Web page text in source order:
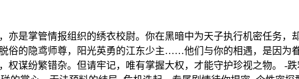
是掌管情报组织的绣衣校尉。你在黑暗中为天子执行机密任务，
俗的隐鸢师尊，阳光英勇的江东少主……他们与你的相遇，是因为
谋纷繁错杂。但请牢记，唯有掌握大权，才能守护珍视之物。 -